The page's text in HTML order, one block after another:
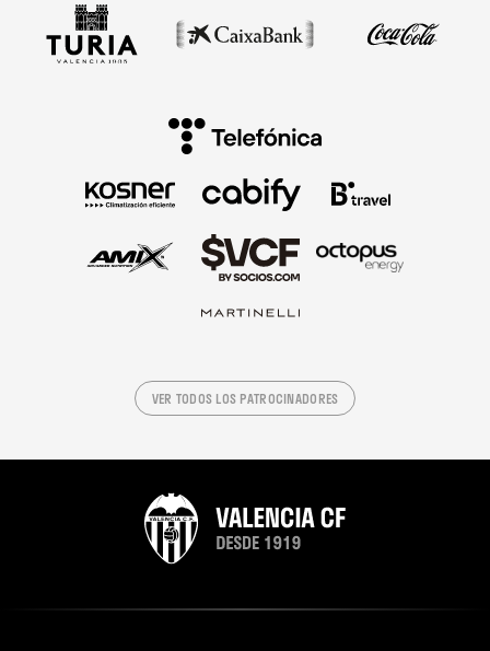
VER TODOS LOS PATROCINADORES